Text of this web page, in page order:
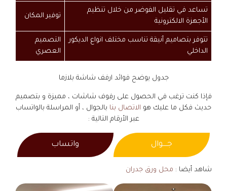
تساعد في تقليل الفوضر من خلال تنظيم
الأجهزة الالكترونية
توفير المكان
تتوفر بتصاميم أنيقة تناسب مختلف انواع الديكور
الداخلي
التصميم
العصري
جدول يوضح فوائد ارفف شاشة بلازما
فإذا كنت ترغب في الحصول على رفوف شاشات ، مميزة و بتصميم
حديث فكل ما عليك هو الاتصال بنا بالجوال ، أو المراسلة بالواتساب
عبر الأرقام التالية :
جــــوال واتساب
شاهد أيضا : محل ورق جدران